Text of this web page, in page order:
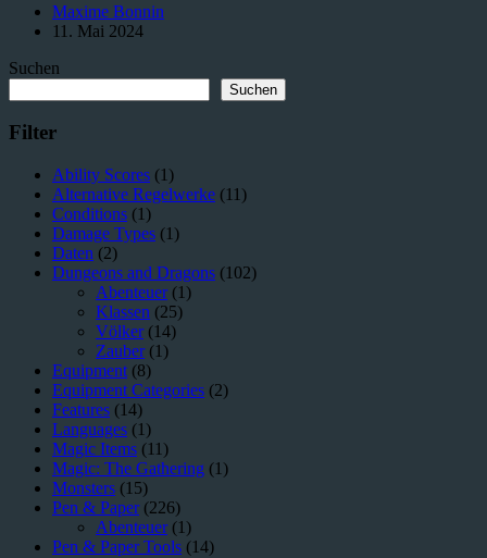
in
D&D:
Maxime Bonnin
11. Mai 2024
Suchen
Suchen
Filter
Ability Scores (1)
Alternative Regelwerke (11)
Conditions (1)
Damage Types (1)
Daten (2)
Dungeons and Dragons (102)
Abenteuer(1)
Klassen (25)
Völker(14)
Zauber(1)
Equipment (8)
Equipment Categories (2)
Features (14)
Languages (1)
Magic Items (11)
Magic: The Gathering (1)
Monsters (15)
Pen & Paper(226)
Abenteuer(1)
Pen & Paper Tools (14)